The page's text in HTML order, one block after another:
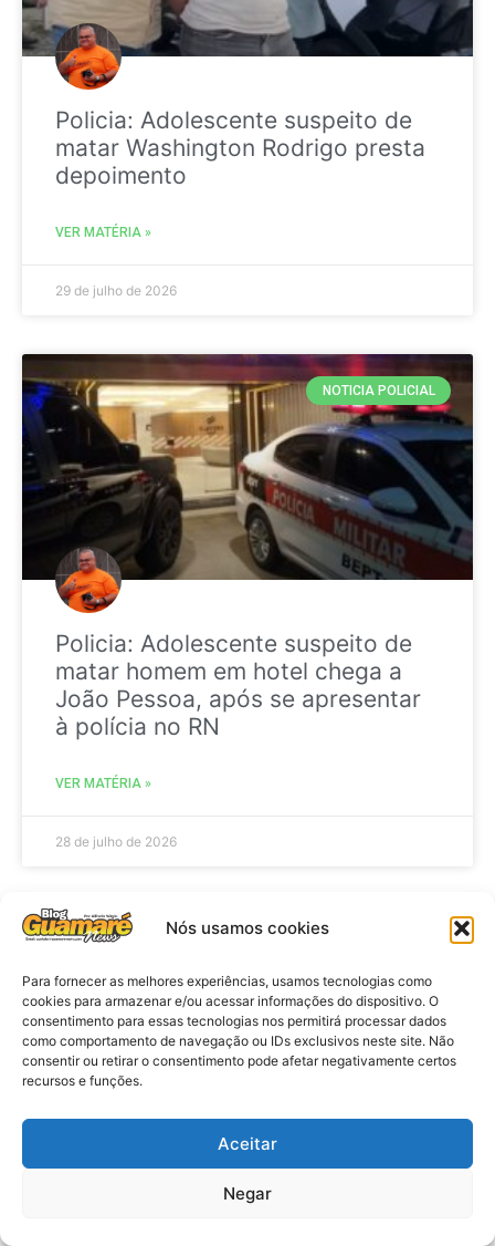
Nós usamos cookies
Para fornecer as melhores experiências, usamos tecnologias como
cookies para armazenar e/ou acessar informações do dispositivo. O
consentimento para essas tecnologias nos permitirá processar dados
como comportamento de navegação ou IDs exclusivos neste site. Não
consentir ou retirar o consentimento pode afetar negativamente certos
recursos e funções.
Aceitar
Negar
Policia: Adolescente suspeito de
matar Washington Rodrigo presta
depoimento
VER MATÉRIA »
29 de julho de 2026
NOTICIA POLICIAL
Policia: Adolescente suspeito de
matar homem em hotel chega a
João Pessoa, após se apresentar
à polícia no RN
VER MATÉRIA »
28 de julho de 2026
Eleições 2026: procuradores e